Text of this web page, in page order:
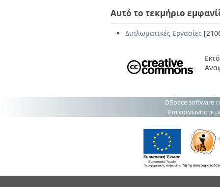
Αυτό το τεκμήριο
Διπλωματικές Εργασίες
DSpace software
Επικοινωνήστε